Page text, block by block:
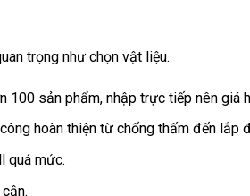
trọng như chọn vật liệu.
100 sản phẩm, nhập trực tiếp nên giá
hoàn thiện từ chống thấm đến lắp
quá mức.